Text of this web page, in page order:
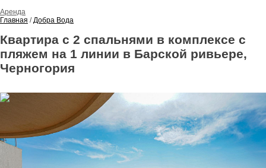
Аренда
Главная /Добра Вода
Квартира с 2 спальнями в комплексе с
пляжем на 1 линии в Барской ривьере,
Черногория